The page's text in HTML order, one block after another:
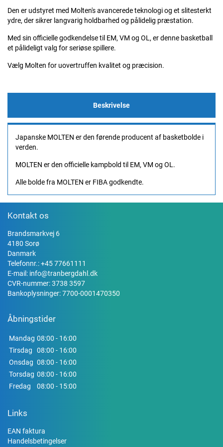
Den er udstyret med Molten's avancerede teknologi og et slitesterkt
ydre, der sikrer langvarig holdbarhed og pålidelig præstation.
Med sin officielle godkendelse til EM, VM og OL, er denne basketball
et pålideligt valg for seriøse spillere.
Vælg Molten for uovertruffen kvalitet og præcision.
Beskrivelse
Japanske MOLTEN er den førende producent af basketbolde i
verden.
MOLTEN er den officielle kampbold til EM, VM og OL.
Alle bolde fra MOLTEN er FIBA godkendte.
Kontakt os
Brandsmarkvej 6
4180 Sorø
Danmark
Telefonnr.:+45 77661111
E-mail: info@tranbergdahl.dk
CVR-nummer: 3738 3597
Bankoplysninger: 7700-0001470350
Åbningstider
Mandag 08:00 - 16:00
Tirsdag
08:00 - 16:00
Onsdag 08:00 - 16:00
Torsdag 08:00 - 16:00
Fredag
08:00 - 15:00
Links
EAN faktura
Handelsbetingelser